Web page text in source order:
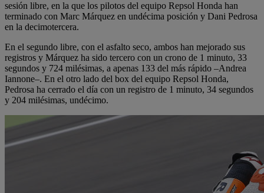
sesión libre, en la que los pilotos del equipo Repsol Honda han
terminado con Marc Márquez en undécima posición y Dani Pedrosa
en la decimotercera.
En el segundo libre, con el asfalto seco, ambos han mejorado sus
registros y Márquez ha sido tercero con un crono de 1 minuto, 33
segundos y 724 milésimas, a apenas 133 del más rápido –Andrea
Iannone–. En el otro lado del box del equipo Repsol Honda,
Pedrosa ha cerrado el día con un registro de 1 minuto, 34 segundos
y 204 milésimas, undécimo.